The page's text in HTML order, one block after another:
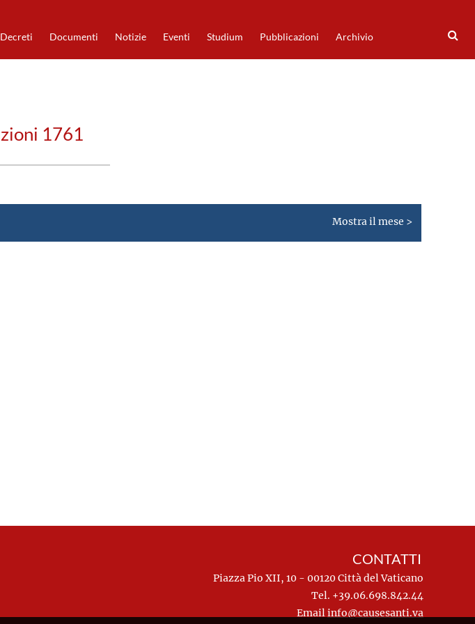
Decreti Documenti Notizie Eventi Studium Pubblicazioni Archivio
1761
Mostra il mese >
CONTATTI
Piazza Pio XII, 10 - 00120 Città del Vaticano
Tel. +39.06.698.842.44
Emailinfo@causesanti.va